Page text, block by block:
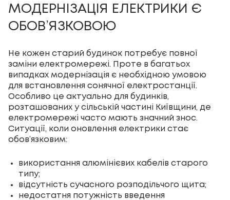
МОДЕРНІЗАЦІЯ ЕЛЕКТРИКИ Є
ОБОВ’ЯЗКОВОЮ
Не кожен старий будинок потребує повної
заміни електромережі. Проте в багатьох
випадках модернізація є необхідною умовою
для встановлення сонячної електростанції.
Особливо це актуально для будинків,
розташованих у сільській частині Київщини, де
електромережі часто мають значний знос.
Ситуації, коли оновлення електрики стає
обов’язковим:
використання алюмінієвих кабелів старого
типу;
відсутність сучасного розподільчого щита;
недостатня потужність введення